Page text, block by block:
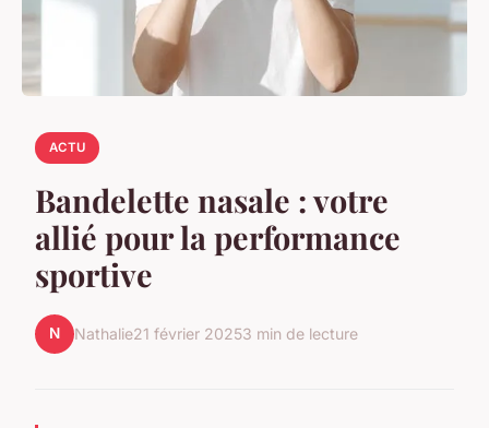
ACTU
Bandelette nasale : votre
allié pour la performance
sportive
N Nathalie21 février 20253 min de lecture